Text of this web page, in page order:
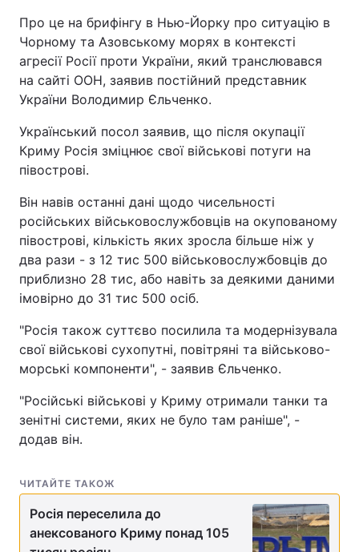
Про це на брифінгу в Нью-Йорку про ситуацію в
Чорному та Азовському морях в контексті
агресії Росії проти України, який транслювався
на сайті ООН, заявив постійний представник
України Володимир Єльченко.
Український посол заявив, що після окупації
Криму Росія зміцнює свої військові потуги на
півострові.
Він навів останні дані щодо чисельності
російських військовослужбовців на окупованому
півострові, кількість яких зросла більше ніж у
два рази - з 12 тис 500 військовослужбовців до
приблизно 28 тис, або навіть за деякими даними
імовірно до 31 тис 500 осіб.
"Росія також суттєво посилила та модернізувала
свої військові сухопутні, повітряні та військово-
морські компоненти", - заявив Єльченко.
"Російські військові у Криму отримали танки та
зенітні системи, яких не було там раніше", -
додав він.
ЧИТАЙТЕ ТАКОЖ
Росія переселила до
анексованого Криму понад 105